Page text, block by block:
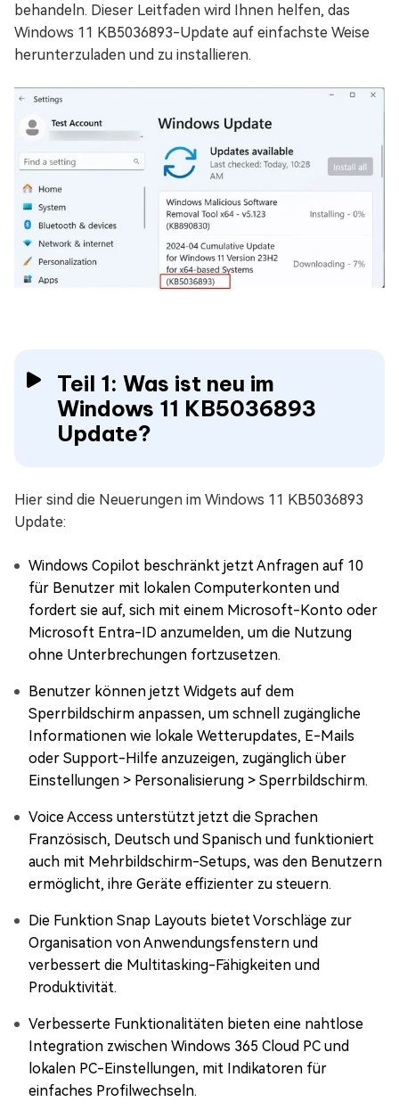
behandeln. Dieser Leitfaden wird Ihnen helfen, das
Windows 11 KB5036893-Update auf einfachste Weise
herunterzuladen und zu installieren.
Teil 1: Was ist neu im
Windows 11 KB5036893
Update?
Hier sind die Neuerungen im Windows 11 KB5036893
Update:
Windows Copilot beschränkt jetzt Anfragen auf 10
für Benutzer mit lokalen Computerkonten und
fordert sie auf, sich mit einem Microsoft-Konto oder
Microsoft Entra-ID anzumelden, um die Nutzung
ohne Unterbrechungen fortzusetzen.
Benutzer können jetzt Widgets auf dem
Sperrbildschirm anpassen, um schnell zugängliche
Informationen wie lokale Wetterupdates, E-Mails
oder Support-Hilfe anzuzeigen, zugänglich über
Einstellungen > Personalisierung > Sperrbildschirm.
Voice Access unterstützt jetzt die Sprachen
Französisch, Deutsch und Spanisch und funktioniert
auch mit Mehrbildschirm-Setups, was den Benutzern
ermöglicht, ihre Geräte effizienter zu steuern.
Die Funktion Snap Layouts bietet Vorschläge zur
Organisation von Anwendungsfenstern und
verbessert die Multitasking-Fähigkeiten und
Produktivität.
Verbesserte Funktionalitäten bieten eine nahtlose
Integration zwischen Windows 365 Cloud PC und
lokalen PC-Einstellungen, mit Indikatoren für
einfaches Profilwechseln.